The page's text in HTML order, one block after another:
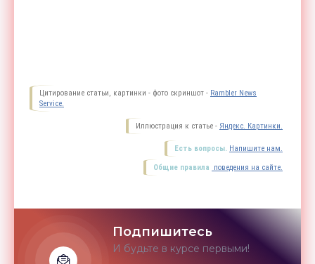
Цитирование статьи, картинки - фото скриншот - Rambler News
Service.
Иллюстрация к статье - Яндекс. Картинки.
Есть вопросы. Напишите нам.
Общие правила поведения на сайте.
Подпишитесь
И будьте в курсе первыми!